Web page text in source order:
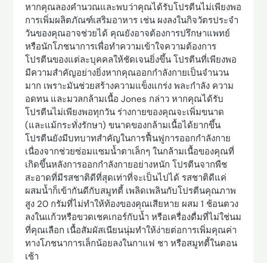
หากคุณลองคำนวณและพบว่าคุณได้รับโปรตีนไม่เพียงพอ
การเพิ่มผลิตภัณฑ์เสริมอาหาร เช่น ผงลงในกิจวัตรประจำ
วันของคุณอาจช่วยได้ คุณยังอาจต้องการปรึกษาแพทย์
หรือนักโภชนาการเพื่อทำความเข้าใจความต้องการ
โปรตีนของแต่ละบุคคลให้ชัดเจนยิ่งขึ้น โปรตีนที่เพียงพอ
มีความสำคัญอย่างยิ่งหากคุณออกกำลังกายเป็นจำนวน
มาก เพราะมันช่วยสร้างความแข็งแกร่ง พละกำลัง ความ
อดทน และมวลกล้ามเนื้อ Jones กล่าว หากคุณได้รับ
โปรตีนไม่เพียงพอทุกวัน ร่างกายของคุณจะเพิ่มขนาด
(และแม้กระทั่งรักษา) ขนาดของกล้ามเนื้อได้ยากขึ้น
โปรตีนยังมีบทบาทสำคัญในการฟื้นฟูการออกกำลังกาย
เนื่องจากช่วยซ่อมแซมน้ำตาเล็กๆ ในกล้ามเนื้อของคุณที่
เกิดขึ้นหลังการออกกำลังกายอย่างหนัก โปรตีนจากพืช
สะอาดที่มีรสชาติดีที่สุดเท่าที่จะเป็นไปได้ รสชาติดีแค่
ผสมน้ำก็เข้ากันดีกับสมูทตี้ เพลิดเพลินกับโปรตีนคุณภาพ
สูง 20 กรัมที่ไม่ทำให้ท้องของคุณเสียหาย ผสม 1 ช้อนตวง
ลงในแก้วหรือขวดเชคเกอร์กับน้ำ หรือเครื่องดื่มที่ไม่ใช่นม
ที่คุณเลือก เนื้อสัมผัสเนียนนุ่มทำให้ง่ายต่อการเพิ่มคุณค่า
ทางโภชนาการเล็กน้อยลงในกาแฟ ชา หรือสมูทตี้ในตอน
เช้า